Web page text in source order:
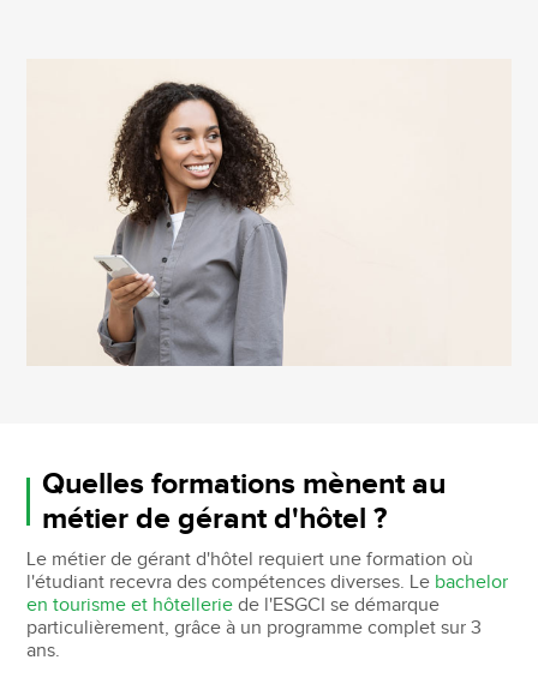
Quelles formations mènent au
métier de gérant d'hôtel ?
Le métier de gérant d'hôtel requiert une formation où
l'étudiant recevra des compétences diverses. Le bachelor
en tourisme et hôtellerie de l'ESGCI se démarque
particulièrement, grâce à un programme complet sur 3
ans.